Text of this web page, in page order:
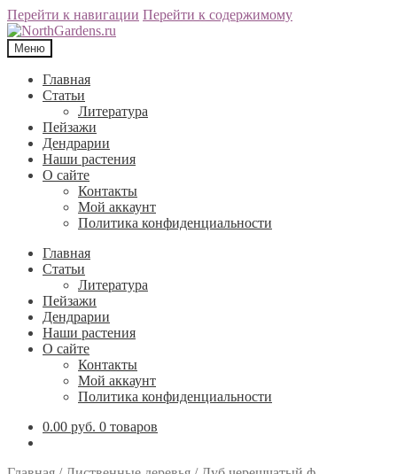
Перейти к навигации Перейти к содержимому
Меню
Главная
Статьи
Литература
Пейзажи
Дендрарии
Наши растения
О сайте
Контакты
Мой аккаунт
Политика конфиденциальности
Главная
Статьи
Литература
Пейзажи
Дендрарии
Наши растения
О сайте
Контакты
Мой аккаунт
Политика конфиденциальности
0.00 руб. 0 товаров